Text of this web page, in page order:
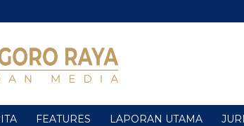
FEATURES LAPORAN UTAMA